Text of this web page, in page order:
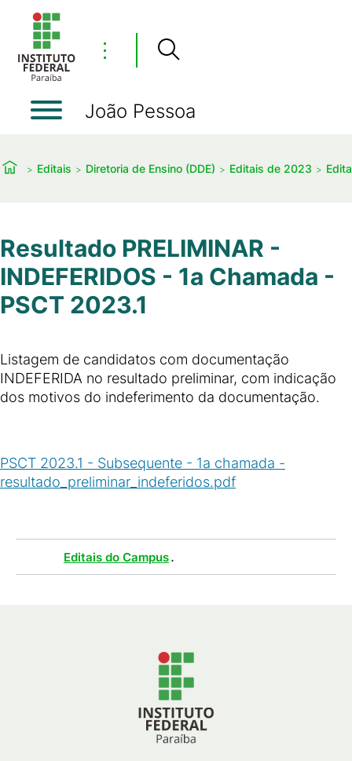
⋮
João Pessoa
Editais Diretoria de Ensino (DDE) Editais de 2023
Resultado PRELIMINAR -
INDEFERIDOS - 1a Chamada -
PSCT 2023.1
Listagem de candidatos com documentação
INDEFERIDA no resultado preliminar, com indicação
dos motivos do indeferimento da documentação.
PSCT 2023.1 - Subsequente - 1a chamada -
resultado_preliminar_indeferidos.pdf
Editais do Campus.